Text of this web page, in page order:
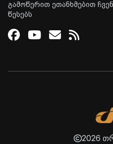
გამოწერით ეთანხმებით
წესებს
Facebook
Youtube
Email
RSS
2026